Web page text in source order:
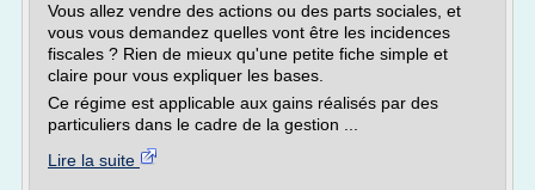
Vous allez vendre des actions ou des parts sociales, et
vous vous demandez quelles vont être les incidences
fiscales ? Rien de mieux qu'une petite fiche simple et
claire pour vous expliquer les bases.
Ce régime est applicable aux gains réalisés par des
particuliers dans le cadre de la gestion ...
Lire la suite